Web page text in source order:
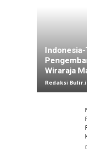
Wiraraja
Redaksi